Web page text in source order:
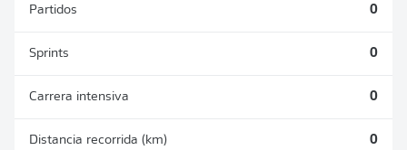
Partidos 0
Sprints 0
Carrera intensiva 0
Distancia recorrida (km) 0